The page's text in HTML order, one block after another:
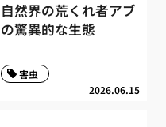
自然界の荒くれ者アブ
の驚異的な生態
2026.06.15
害虫